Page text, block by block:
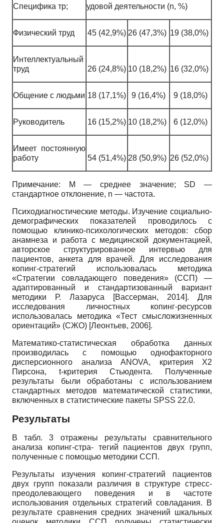
Специфика тр; удовой деятельности (n, %)
Физический труд 45 (42,9%) 26 (47,3%) 19 (38,0%)
Интеллектуальный
труд
26 (24,8%) 10 (18,2%) 16 (32,0%)
Общение с людьми 18 (17,1%) 9 (16,4%) 9 (18,0%)
Руководитель 16 (15,2%) 10 (18,2%) 6 (12,0%)
Имеет постоянную
работу
54 (51,4%) 28 (50,9%) 26 (52,0%)
Примечание: M — среднее значение; SD —
стандартное отклонение, n — частота.
Психодиагностические методы. Изучение социально-
демографических показателей проводилось с
помощью клинико-психологических методов: сбор
анамнеза и работа с медицинской документацией,
авторское структурированное интервью для
пациентов, анкета для врачей. Для исследования
копинг-стратегий использовалась методика
«Стратегии совладающего поведения» (ССП) —
адаптированный и стандартизованный вариант
методики Р. Лазаруса
[Вассерман, 2014]. Для
исследования личностных копинг-ресурсов
использовалась методика «Тест смысложизненных
ориентаций» (СЖО) [Леонтьев, 2006].
Математико-статистическая обработка данных
производилась с помощью однофакторного
дисперсионного анализа ANOVA, критерия X2
Пирсона, t-критерия Стьюдента. Полученные
результаты были обработаны с использованием
стандартных методов математической статистики,
включенных в статистические пакеты SPSS 22.0.
Результаты
В табл. 3 отражены результаты сравнительного
анализа копинг-стра- тегий пациентов двух групп,
полученные с помощью методики ССП.
Результаты изучения копинг-стратегий пациентов
двух групп показали различия в структуре стресс-
преодолевающего поведения и в частоте
использования отдельных стратегий совладания. В
результате сравнения средних значений шкальных